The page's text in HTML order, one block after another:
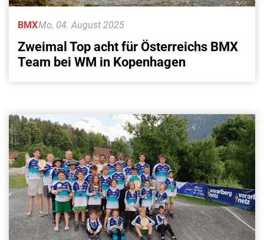
Mo, 04. August 2025
BMX
Zweimal Top acht für Österreichs BMX
Team bei WM in Kopenhagen